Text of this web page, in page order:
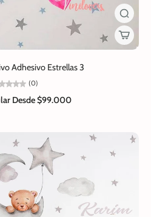
Adhesivo Estrellas 3
(0)
Desde $99.000